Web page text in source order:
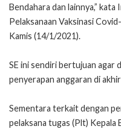
Bendahara dan lainnya,”
Pelaksanaan Vaksinasi
Kamis (14/1/2021).
SE ini sendiri bertujuan agar
penyerapan anggaran di
Sementara terkait dengan
pelaksana tugas (Plt)